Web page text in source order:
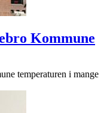
Kommune
temperaturen i mange